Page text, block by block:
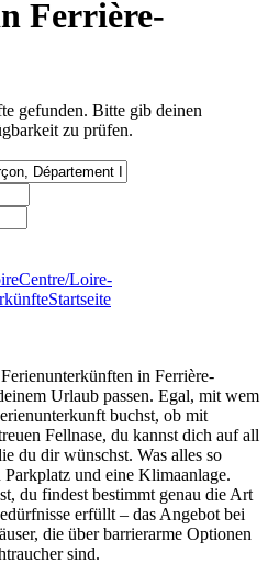
Ferrière-
gefunden. Bitte gib deinen
zu prüfen.
Centre/Loire-
Startseite
in Ferrière-
Urlaub passen. Egal, mit wem
buchst, ob mit
Fellnase, du kannst dich auf all
du dir wünschst. Was alles so
und eine Klimaanlage.
du findest bestimmt genau die Art
erfüllt – das Angebot bei
die über barrierarme Optionen
sind.